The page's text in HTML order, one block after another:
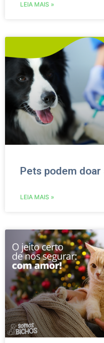
LEIA MAIS »
Pets podem doar
LEIA MAIS »